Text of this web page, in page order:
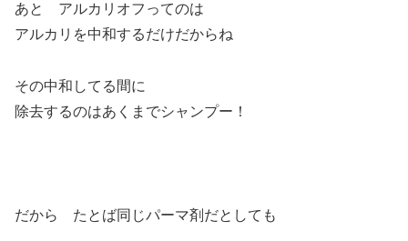
あと アルカリオフってのは
アルカリを中和するだけだからね
その中和してる間に
除去するのはあくまでシャンプー！
だから たとば同じパーマ剤だとしても